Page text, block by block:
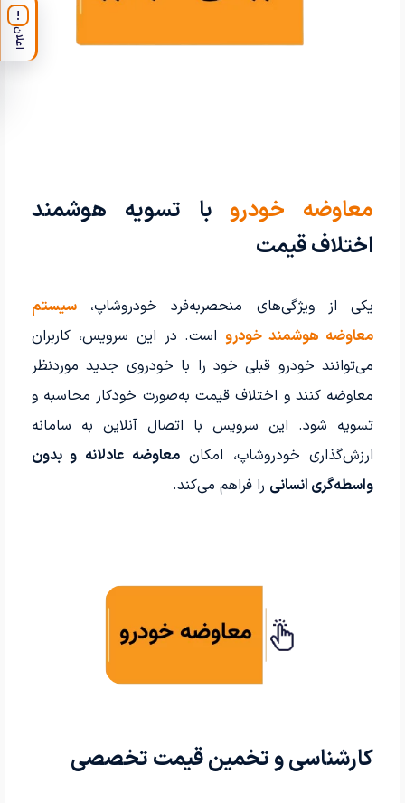
معاوضه خودروبا تسویه هوشمند
اختلاف قیمت
یکی از ویژگی‌های منحصربه‌فرد خودروشاپ،سیستم
معاوضه هوشمند خودرواست. در این سرویس، کاربران
می‌توانند خودرو قبلی خود را با خودروی جدید موردنظر
معاوضه کنند و اختلاف قیمت به‌صورت خودکار محاسبه و
تسویه شود. این سرویس با اتصال آنلاین به سامانه
ارزش‌گذاری خودروشاپ، امکان معاوضه عادلانه و بدون
واسطه‌گری انسانی را فراهم می‌کند.
کارشناسی و تخمین قیمت تخصصی
!
اعلان